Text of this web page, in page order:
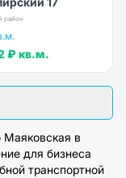
район
₽ кв.м.
в
для бизнеса
транспортной